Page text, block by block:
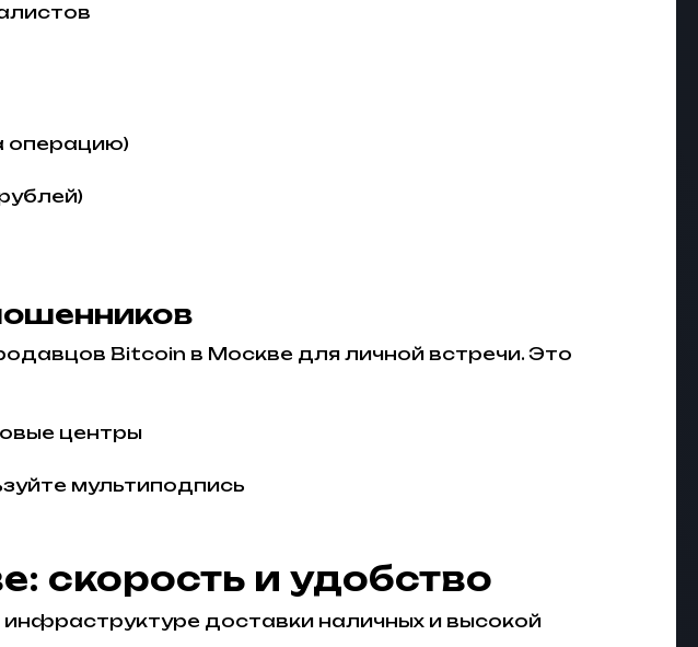
операцию)
Bitcoin в Москве для личной встречи. Это
центры
мультиподпись
скорость и удобство
доставки наличных и высокой